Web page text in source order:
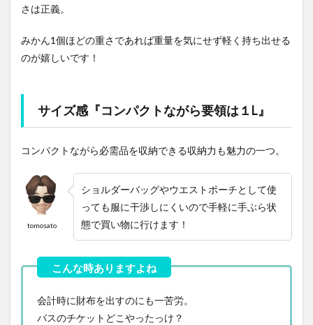
さは正義。
みかん1個ほどの重さであれば重量を気にせず軽く持ち出せる
のが嬉しいです！
サイズ感『コンパクトながら要領は１L』
コンパクトながら必需品を収納できる収納力も魅力の一つ。
tomosato
ショルダーバッグやウエストポーチとして使
っても服に干渉しにくいので手軽に手ぶら状
態で買い物に行けます！
会計時に財布を出すのにも一苦労。
バスのチケットどこやったっけ？